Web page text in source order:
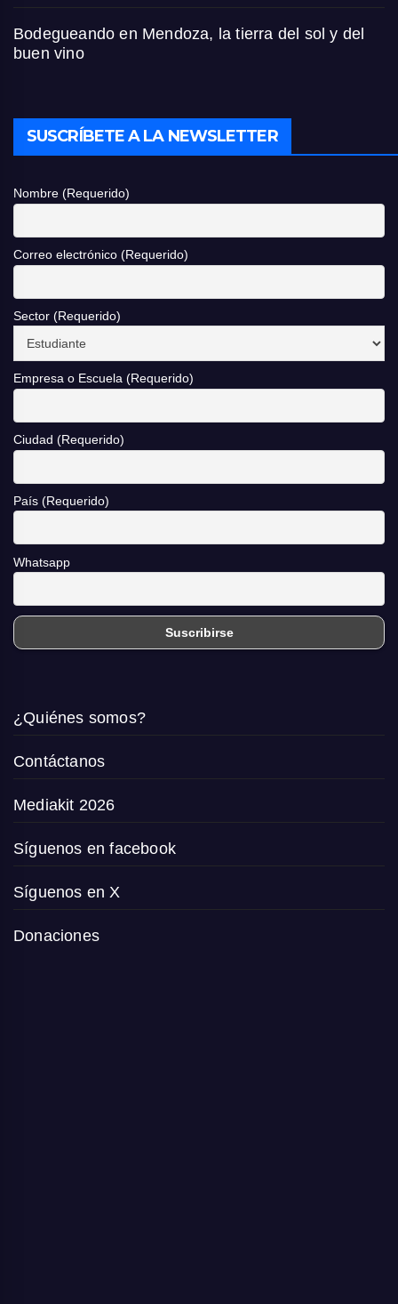
Bodegueando en Mendoza, la tierra del sol y del
buen vino
SUSCRÍBETE A LA NEWSLETTER
Nombre (Requerido)
Correo electrónico (Requerido)
Sector (Requerido)
Empresa o Escuela (Requerido)
Ciudad (Requerido)
País (Requerido)
Whatsapp
¿Quiénes somos?
Contáctanos
Mediakit 2026
Síguenos en facebook
Síguenos en X
Donaciones